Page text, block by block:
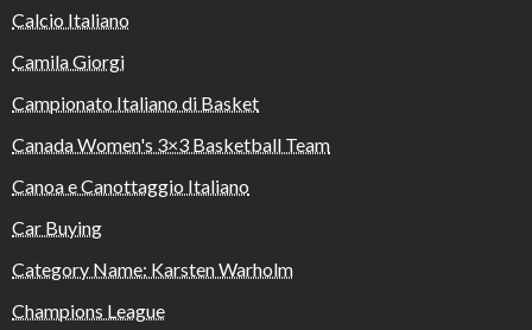
Calcio Italiano
Camila Giorgi
Campionato Italiano di Basket
Canada Women's 3×3 Basketball Team
Canoa e Canottaggio Italiano
Car Buying
Category Name: Karsten Warholm
Champions League